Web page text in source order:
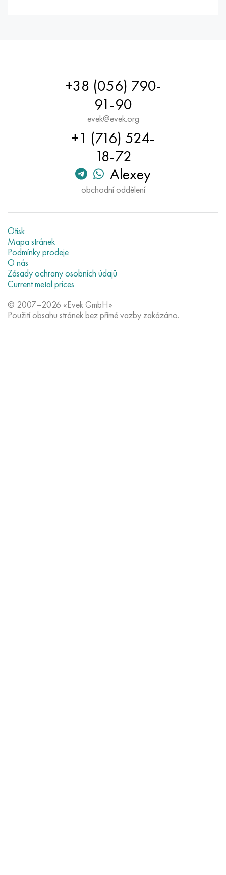
+38 (056) 790-
91-90
evek@evek.org
+1 (716) 524-
18-72
Alexey
obchodní oddělení
Otisk
Mapa stránek
Podmínky prodeje
O nás
Zásady ochrany osobních údajů
Current metal prices
© 2007–2026 «Evek GmbH»
Použití obsahu stránek bez přímé vazby zakázáno.